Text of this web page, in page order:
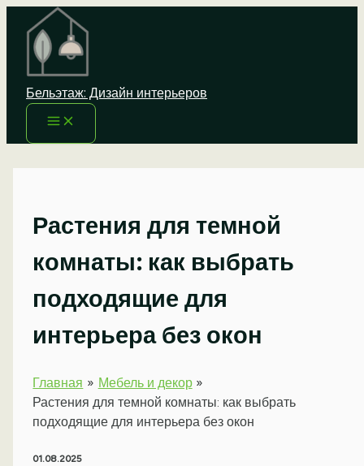
Перейти
содержимому
Бельэтаж: Дизайн интерьеров
Растения для темной
комнаты: как выбрать
подходящие для
интерьера без окон
Главная
Мебель и декор
Растения для темной комнаты: как выбрать
подходящие для интерьера без окон
01.08.2025